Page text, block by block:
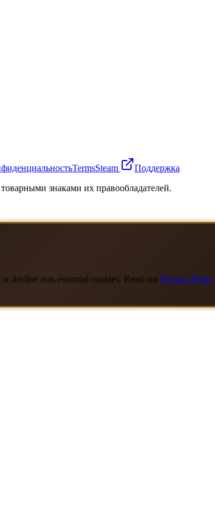
TermsSteam
Поддержка
знаками их правообладателей.
decline non-essential cookies. Read our Privacy Policy